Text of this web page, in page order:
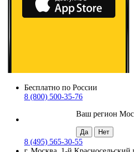
Бесплатно по России
8 (800) 500-35-76
Ваш регион
8 (495) 565-30-55